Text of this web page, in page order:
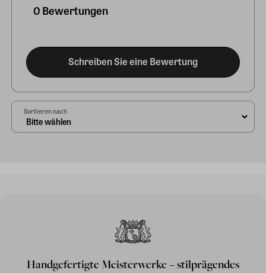
0 Bewertungen
Schreiben Sie eine Bewertung
Sortieren nach
Handgefertigte Meisterwerke – stilprägendes